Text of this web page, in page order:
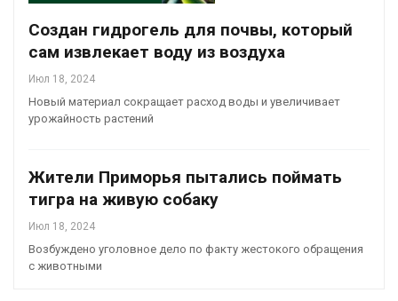
Создан гидрогель для почвы, который
сам извлекает воду из воздуха
Июл 18, 2024
Новый материал сокращает расход воды и увеличивает
урожайность растений
Жители Приморья пытались поймать
тигра на живую собаку
Июл 18, 2024
Возбуждено уголовное дело по факту жестокого обращения
с животными